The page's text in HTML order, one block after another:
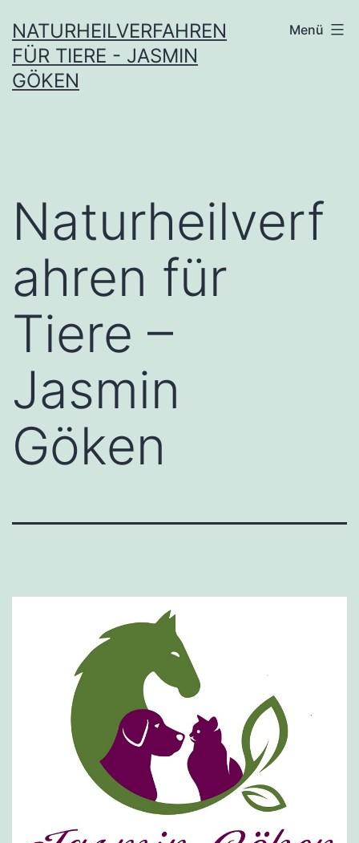
Inhalt
springen
NATURHEILVERFAHREN
FÜR TIERE - JASMIN
GÖKEN
Menü
Naturheilverf
ahren für
Tiere –
Jasmin
Göken